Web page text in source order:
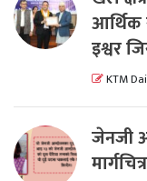
आर्थिक
इश्वर
KTM
जेनजी
मार्गचित्र